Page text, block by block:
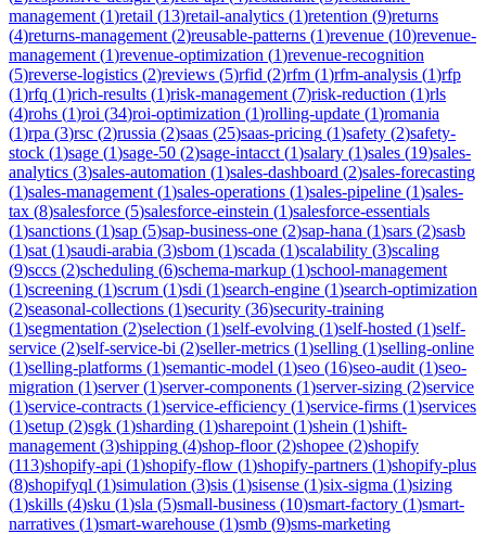
management (1)retail (13)retail-analytics (1)retention (9)returns
(4)returns-management (2)reusable-patterns (1)revenue (10)revenue-
management (1)revenue-optimization (1)revenue-recognition
(5)reverse-logistics (2)reviews (5)rfid (2)rfm (1)rfm-analysis (1)rfp
(1)rfq (1)rich-results (1)risk-management (7)risk-reduction (1)rls
(4)rohs (1)roi (34)roi-optimization (1)rolling-update (1)romania
(1)rpa (3)rsc (2)russia (2)saas (25)saas-pricing (1)safety (2)safety-
stock (1)sage (1)sage-50 (2)sage-intacct (1)salary (1)sales (19)sales-
analytics (3)sales-automation (1)sales-dashboard (2)sales-forecasting
(1)sales-management (1)sales-operations (1)sales-pipeline (1)sales-
tax (8)salesforce (5)salesforce-einstein (1)salesforce-essentials
(1)sanctions (1)sap (5)sap-business-one (2)sap-hana (1)sars (2)sasb
(1)sat (1)saudi-arabia (3)sbom (1)scada (1)scalability (3)scaling
(9)sccs (2)scheduling (6)schema-markup (1)school-management
(1)screening (1)scrum (1)sdi (1)search-engine (1)search-optimization
(2)seasonal-collections (1)security (36)security-training
(1)segmentation (2)selection (1)self-evolving (1)self-hosted (1)self-
service (2)self-service-bi (2)seller-metrics (1)selling (1)selling-online
(1)selling-platforms (1)semantic-model (1)seo (16)seo-audit (1)seo-
migration (1)server(1)server-components (1)server-sizing (2)service
(1)service-contracts (1)service-efficiency (1)service-firms (1)services
(1)setup (2)sgk (1)sharding (1)sharepoint (1)shein (1)shift-
management (3)shipping (4)shop-floor(2)shopee (2)shopify
(113)shopify-api (1)shopify-flow (1)shopify-partners (1)shopify-plus
(8)shopifyql (1)simulation (3)sis (1)sisense (1)six-sigma (1)sizing
(1)skills (4)sku (1)sla (5)small-business (10)smart-factory (1)smart-
narratives (1)smart-warehouse (1)smb (9)sms-marketing